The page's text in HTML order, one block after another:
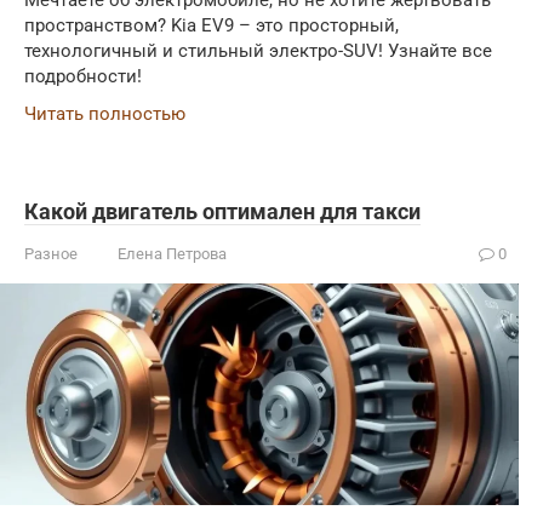
пространством? Kia EV9 – это просторный,
технологичный и стильный электро-SUV! Узнайте все
подробности!
Читать полностью
Какой двигатель оптимален для такси
Разное Елена Петрова 0